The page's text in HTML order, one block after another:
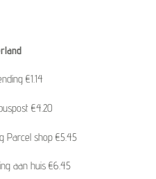
€1.14
€4.20
Parcel shop €5.45
aan huis €6.45